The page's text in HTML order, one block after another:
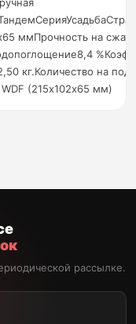
ммПрочность на
кг.Количество на
(215х102х65 мм)
рассылке.